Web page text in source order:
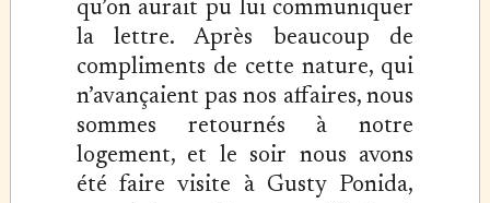
qu’on aurait pu lui communiquer
la lettre. Après beaucoup de
compliments de cette nature, qui
n’avançaient pas nos affaires, nous
sommes retournés à notre
logement, et le soir nous avons
été faire visite à Gusty Ponida,